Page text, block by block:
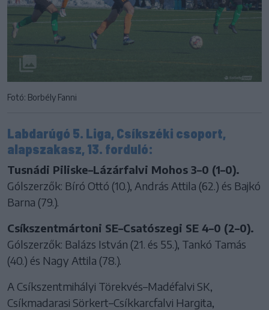
Fotó: Borbély Fanni
Labdarúgó 5. Liga, Csíkszéki csoport,
alapszakasz, 13. forduló:
Tusnádi Piliske–Lázárfalvi Mohos 3–0 (1–0).
Gólszerzők: Bíró Ottó (10.), András Attila (62.) és Bajkó
Barna (79.).
Csíkszentmártoni SE–Csatószegi SE 4–0 (2–0).
Gólszerzők: Balázs István (21. és 55.), Tankó Tamás
(40.) és Nagy Attila (78.).
A Csíkszentmihályi Törekvés–Madéfalvi SK,
Csíkmadarasi Sörkert–Csíkkarcfalvi Hargita,